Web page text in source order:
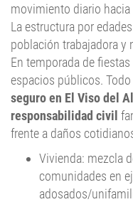
movimiento diario
La estructura por
población trabajadora y
En temporada de
espacios públicos.
seguro en El Viso del
responsabilidad civil
frente a daños
Vivienda: mezcla
comunidades en
adosados/